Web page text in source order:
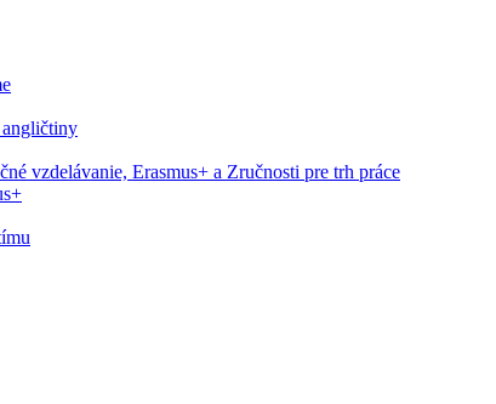
vzdelávanie, Erasmus+ a Zručnosti pre trh práce